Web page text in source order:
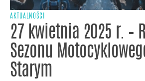
AKTUALNOŚCI
27 kwietnia 2025 r. –
Sezonu
Starym